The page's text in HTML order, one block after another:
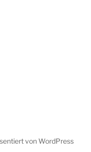
von WordPress